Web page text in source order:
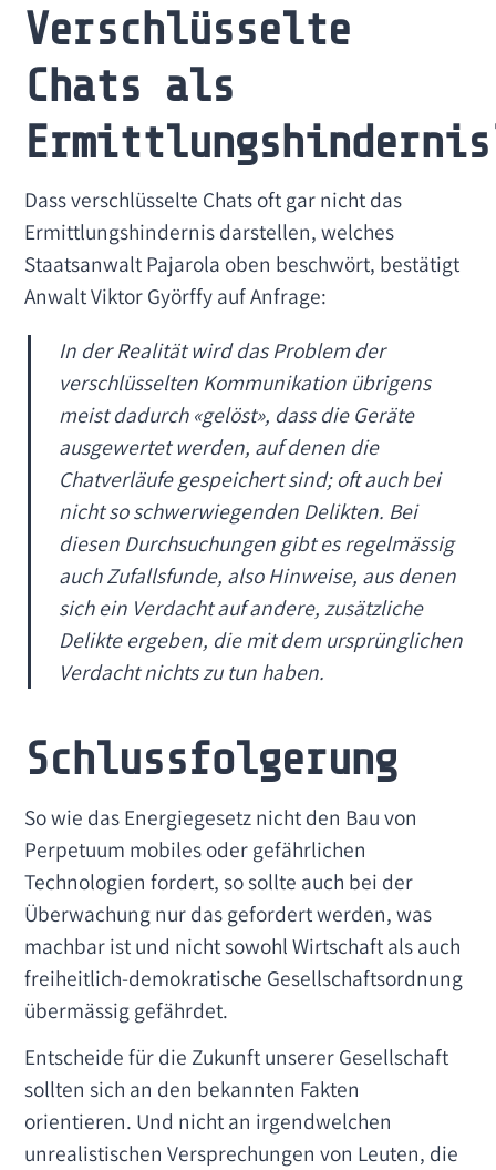
Verschlüsselte
Chats als
Dass verschlüsselte Chats oft gar nicht das
Ermittlungshindernis darstellen, welches
Staatsanwalt Pajarola oben beschwört, bestätigt
Anwalt Viktor Györffy auf Anfrage:
In der Realität wird das Problem der
verschlüsselten Kommunikation übrigens
meist dadurch «gelöst», dass die Geräte
ausgewertet werden, auf denen die
Chatverläufe gespeichert sind; oft auch bei
nicht so schwerwiegenden Delikten. Bei
diesen Durchsuchungen gibt es regelmässig
auch Zufallsfunde, also Hinweise, aus denen
sich ein Verdacht auf andere, zusätzliche
Delikte ergeben, die mit dem ursprünglichen
Verdacht nichts zu tun haben.
Schlussfolgerung
So wie das Energiegesetz nicht den Bau von
Perpetuum mobiles oder gefährlichen
Technologien fordert, so sollte auch bei der
Überwachung nur das gefordert werden, was
machbar ist und nicht sowohl Wirtschaft als auch
freiheitlich-demokratische Gesellschaftsordnung
übermässig gefährdet.
Entscheide für die Zukunft unserer Gesellschaft
sollten sich an den bekannten Fakten
orientieren. Und nicht an irgendwelchen
unrealistischen Versprechungen von Leuten, die